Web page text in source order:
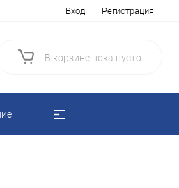
Вход Регистрация
В корзине пока пусто